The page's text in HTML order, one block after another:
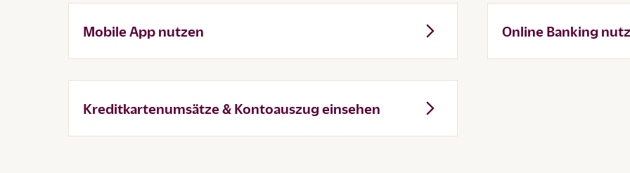
Mobile App nutzen Online Banking
Kreditkartenumsätze & Kontoauszug einsehen